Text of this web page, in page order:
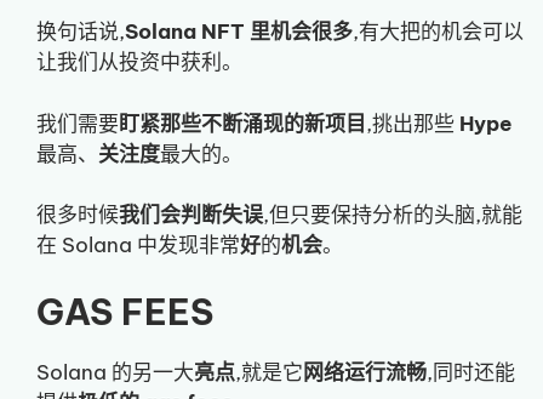
换句话说,Solana NFT 里机会很多,有大把的机会可以
让我们从投资中获利。
我们需要盯紧那些不断涌现的新项目 ,挑出那些 Hype
最高、 关注度最大的。
很多时候我们会判断失误,但只要保持分析的头脑,就能
在 Solana 中发现非常好的机会。
GAS FEES
Solana 的另一大亮点,就是它网络运行流畅,同时还能